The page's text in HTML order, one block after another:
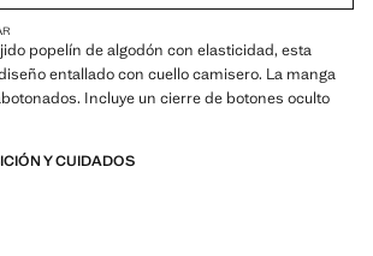
popelín de algodón con elasticidad, esta
entallado con cuello camisero. La manga
Incluye un cierre de botones oculto
Y CUIDADOS